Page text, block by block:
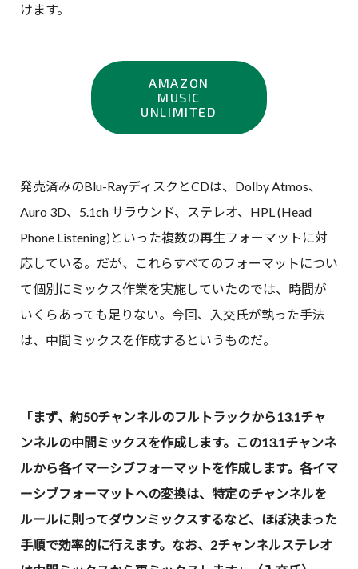
けます。
AMAZON
MUSIC
UNLIMITED
発売済みのBlu-RayディスクとCDは、Dolby Atmos、
Auro 3D、5.1ch サラウンド、ステレオ、HPL (Head
Phone Listening)といった複数の再生フォーマットに対
応している。だが、これらすべてのフォーマットについ
て個別にミックス作業を実施していたのでは、時間が
いくらあっても足りない。今回、入交氏が執った手法
は、中間ミックスを作成するというものだ。
「まず、約50チャンネルのフルトラックから13.1チャ
ンネルの中間ミックスを作成します。この13.1チャンネ
ルから各イマーシブフォーマットを作成します。各イマ
ーシブフォーマットへの変換は、特定のチャンネルを
ルールに則ってダウンミックスするなど、ほぼ決まった
手順で効率的に行えます。なお、2チャンネルステレオ